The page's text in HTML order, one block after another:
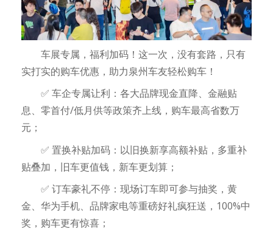
车展专属，福利加码！这一次，没有套路，只有
实打实的购车优惠，助力泉州车友轻松购车！
✅ 车企专属让利：各大品牌现金直降、金融贴
息、零首付/低月供等政策齐上线，购车最高省数万
元；
✅ 置换补贴加码：以旧换新享高额补贴，多重补
贴叠加，旧车更值钱，新车更划算；
✅ 订车豪礼不停：现场订车即可参与抽奖，黄
金、华为手机、品牌家电等重磅好礼疯狂送，100%中
奖，购车更有惊喜；